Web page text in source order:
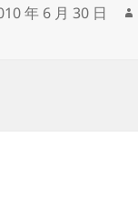
o s
年 6 月 30 日